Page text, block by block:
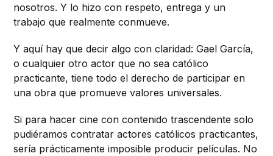
nosotros. Y lo hizo con respeto, entrega y un
trabajo que realmente conmueve.
Y aquí hay que decir algo con claridad: Gael García,
o cualquier otro actor que no sea católico
practicante, tiene todo el derecho de participar en
una obra que promueve valores universales.
Si para hacer cine con contenido trascendente solo
pudiéramos contratar actores católicos practicantes,
sería prácticamente imposible producir películas. No